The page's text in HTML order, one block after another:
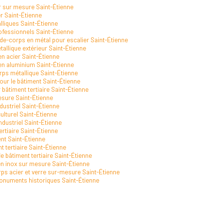
mesure Saint-Étienne
Saint-Étienne
Saint-Étienne
Saint-Étienne
corps en métal pour escalier Saint-Étienne
extérieur Saint-Étienne
acier Saint-Étienne
aluminium Saint-Étienne
métallique Saint-Étienne
le bâtiment Saint-Étienne
tertiaire Saint-Étienne
Saint-Étienne
Saint-Étienne
Saint-Étienne
Saint-Étienne
Saint-Étienne
Saint-Étienne
tertiaire Saint-Étienne
bâtiment tertiaire Saint-Étienne
inox sur mesure Saint-Étienne
acier et verre sur-mesure Saint-Étienne
historiques Saint-Étienne